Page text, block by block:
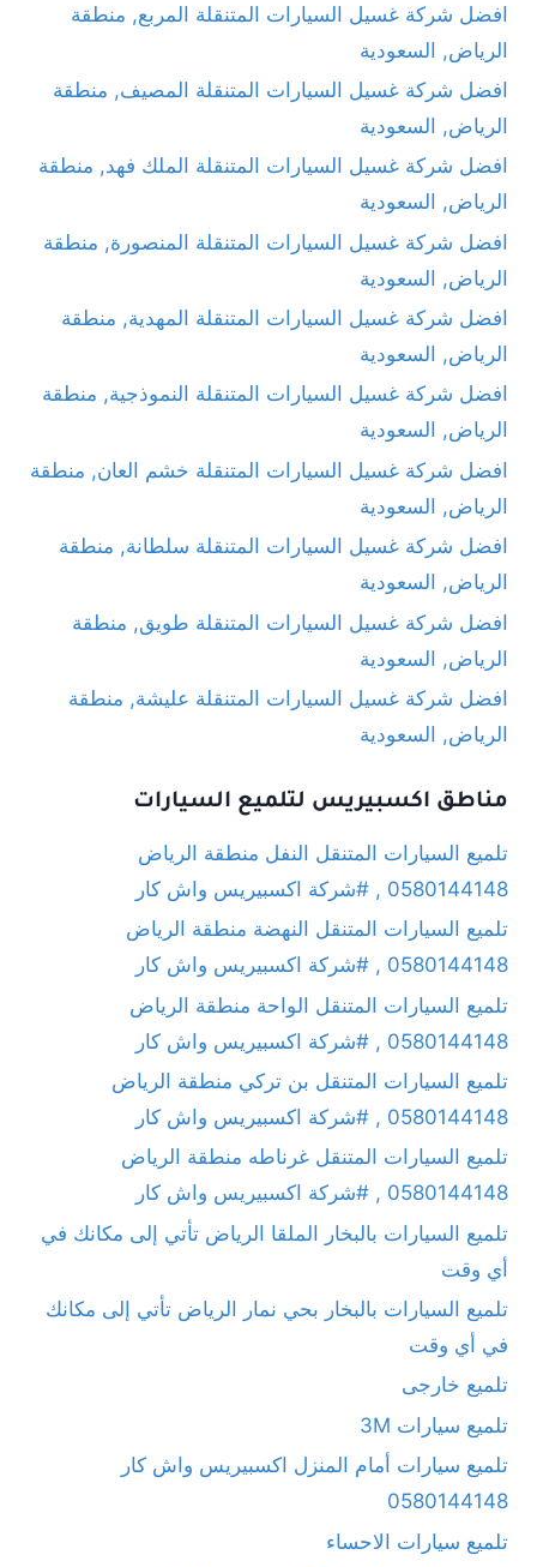
افضل شركة غسيل السيارات المتنقلة المربع, منطقة
الرياض, السعودية
افضل شركة غسيل السيارات المتنقلة المصيف, منطقة
الرياض, السعودية
افضل شركة غسيل السيارات المتنقلة الملك فهد, منطقة
الرياض, السعودية
افضل شركة غسيل السيارات المتنقلة المنصورة, منطقة
الرياض, السعودية
افضل شركة غسيل السيارات المتنقلة المهدية, منطقة
الرياض, السعودية
افضل شركة غسيل السيارات المتنقلة النموذجية, منطقة
الرياض, السعودية
افضل شركة غسيل السيارات المتنقلة خشم العان, منطقة
الرياض, السعودية
افضل شركة غسيل السيارات المتنقلة سلطانة, منطقة
الرياض, السعودية
افضل شركة غسيل السيارات المتنقلة طويق, منطقة
الرياض, السعودية
افضل شركة غسيل السيارات المتنقلة عليشة, منطقة
الرياض, السعودية
مناطق اكسبيريس لتلميع السيارات
تلميع السيارات المتنقل النفل منطقة الرياض
0580144148 , #شركة اكسبيريس واش كار
تلميع السيارات المتنقل النهضة منطقة الرياض
0580144148 , #شركة اكسبيريس واش كار
تلميع السيارات المتنقل الواحة منطقة الرياض
0580144148 , #شركة اكسبيريس واش كار
تلميع السيارات المتنقل بن تركي منطقة الرياض
0580144148 , #شركة اكسبيريس واش كار
تلميع السيارات المتنقل غرناطه منطقة الرياض
0580144148 , #شركة اكسبيريس واش كار
تلميع السيارات بالبخار الملقا الرياض تأتي إلى مكانك في
أي وقت
تلميع السيارات بالبخار بحي نمار الرياض تأتي إلى مكانك
في أي وقت
تلميع خارجى
تلميع سيارات 3M
تلميع سيارات أمام المنزل اكسبيريس واش كار
0580144148
تلميع سيارات الاحساء